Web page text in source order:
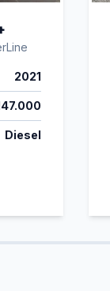
2021
Diesel